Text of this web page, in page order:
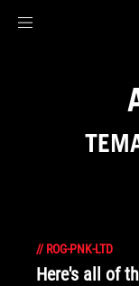
// ROG-PNK-LTD
Here's all of